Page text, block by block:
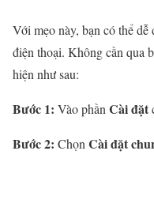
Với mẹo này, bạn có thể
điện thoại. Không cần qua
hiện như sau:
Bước 1: Vào phần Cài đặt
Bước 2: Chọn Cài đặt